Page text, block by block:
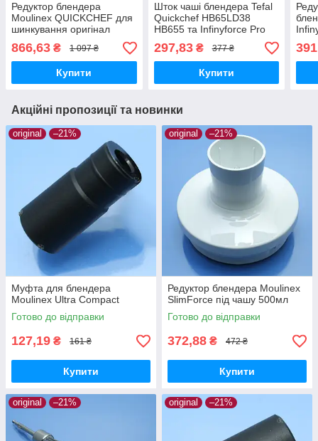
Редуктор блендера
Moulinex QUICKCHEF для
шинкування оригінал
темно-сірий
866,63 ₴ 1 097 ₴
Купити
Шток чаші блендера Tefal
Quickchef HB65LD38
HB655 та Infinyforce Pro
HB95LD38 для
шинкування оригінал
чорний
297,83₴ 377 ₴
Купити
Акційні пропозиції та новинки
original –21%
Муфта для блендера
Moulinex Ultra Compact
Готово до відправки
127,19 ₴ 161 ₴
Купити
original –21%
Редуктор блендера Moulinex
SlimForce під чашу 500мл
Готово до відправки
372,88 ₴ 472 ₴
Купити
original –21% original –21%